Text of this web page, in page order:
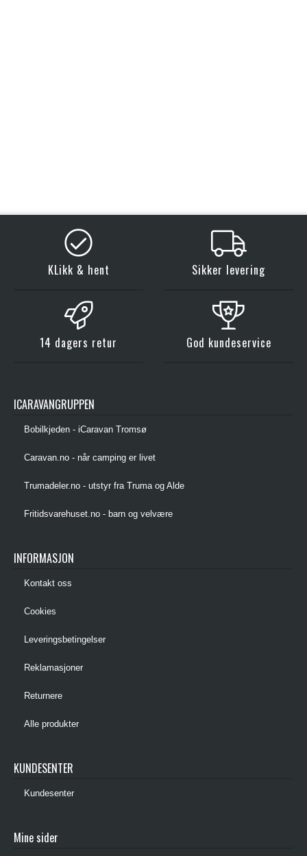
KLikk & hent Sikker levering
14 dagers retur God kundeservice
ICARAVANGRUPPEN
Bobilkjeden - iCaravan Tromsø
Caravan.no - når camping er livet
Trumadeler.no - utstyr fra Truma og Alde
Fritidsvarehuset.no - barn og velvære
INFORMASJON
Kontakt oss
Cookies
Leveringsbetingelser
Reklamasjoner
Returnere
Alle produkter
KUNDESENTER
Kundesenter
Mine sider